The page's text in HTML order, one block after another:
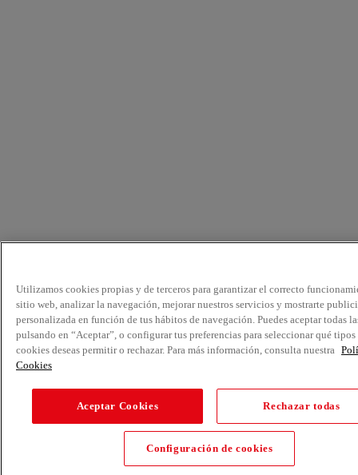
Utilizamos cookies propias y de terceros para garantizar el correcto
sitio web, analizar la navegación, mejorar nuestros servicios y mostrarte
personalizada en función de tus hábitos de navegación. Puedes aceptar todas
pulsando en “Aceptar”, o configurar tus preferencias para seleccionar qué tipos
cookies deseas permitir o rechazar. Para más información, consulta nuestra
Cookies
Aceptar Cookies Rechazar todas
Configuración de cookies